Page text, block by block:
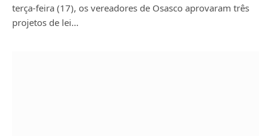
terça-feira (17), os vereadores de Osasco aprovaram três
projetos de lei…